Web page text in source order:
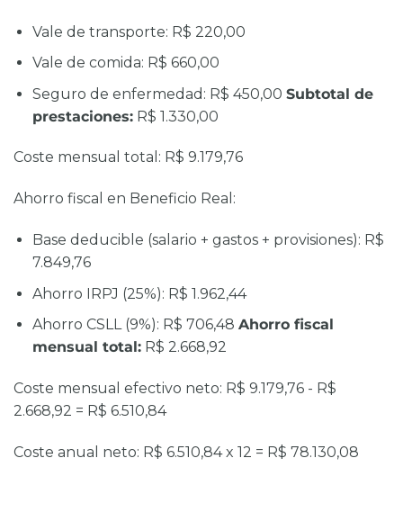
Vale de transporte: R$ 220,00
Vale de comida: R$ 660,00
Seguro de enfermedad: R$ 450,00 Subtotal de
prestaciones:R$ 1.330,00
Coste mensual total: R$ 9.179,76
Ahorro fiscal en Beneficio Real:
Base deducible (salario + gastos + provisiones): R$
7.849,76
Ahorro IRPJ (25%): R$ 1.962,44
Ahorro CSLL (9%): R$ 706,48 Ahorro fiscal
mensual total:R$ 2.668,92
Coste mensual efectivo neto: R$ 9.179,76 - R$
2.668,92 = R$ 6.510,84
Coste anual neto: R$ 6.510,84 x 12 = R$ 78.130,08